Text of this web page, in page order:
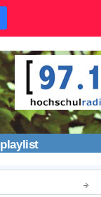
playlist